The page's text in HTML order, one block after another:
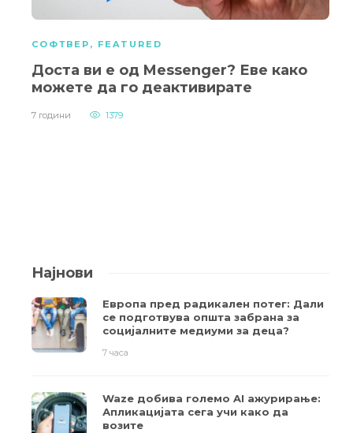
СОФТВЕР , FEATURED
Доста ви е од Messenger? Еве како
можете да го деактивирате
7 години 1379
Најнови
Европа пред радикален потег: Дали
се подготвува општа забрана за
социјалните медиуми за деца?
7 часа
Waze добива големо AI ажурирање:
Апликацијата сега учи како да
возите